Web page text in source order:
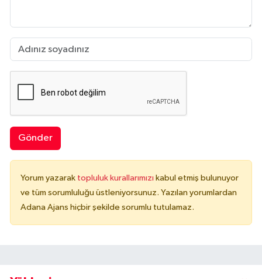
Gönder
Yorum yazarak topluluk kurallarımızı kabul etmiş bulunuyor
ve tüm sorumluluğu üstleniyorsunuz. Yazılan yorumlardan
Adana Ajans hiçbir şekilde sorumlu tutulamaz.